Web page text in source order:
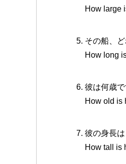
How large
その船、
How long
彼は何歳で
How old is
彼の身長
How tall is